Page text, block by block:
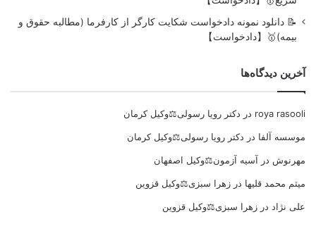
📝 دانلود نمونه دادخواست شکایت کارگر از کارفرما (مطالبه حقوق و
بیمه)🥇【دادخواست】
آخرین دیدگاه‌ها
roya rasooli در دکتر رویا رسولی⚖️وکیل کرمان
موسسه آلفا در دکتر رویا رسولی⚖️وکیل کرمان
مهرنوش در آسیه آزمون⚖️وکیل اصفهان
میثم محمد قلیها در زهرا سبزی⚖️وکیل قزوین
علی نژاد در زهرا سبزی⚖️وکیل قزوین